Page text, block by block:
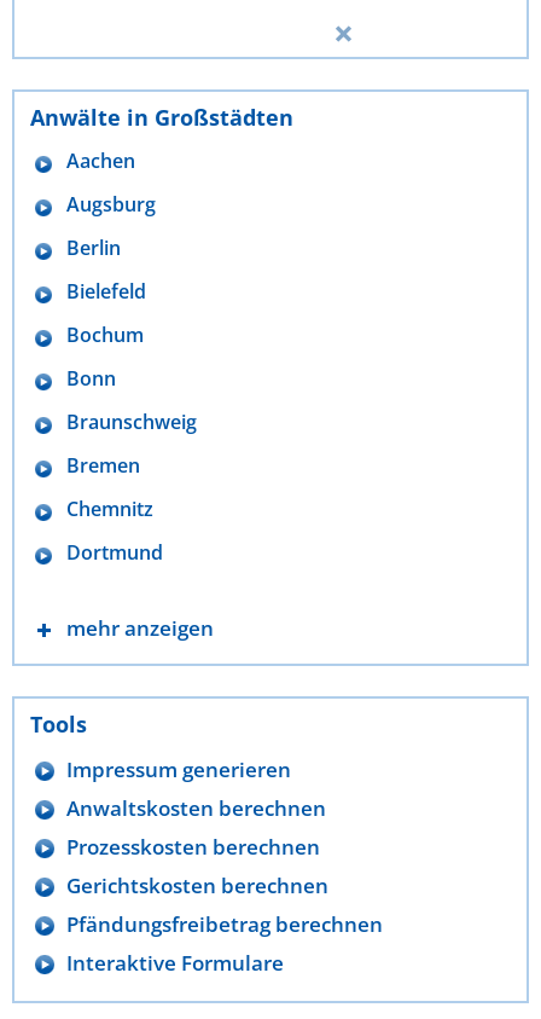
Anwälte in Großstädten
Aachen
Augsburg
Berlin
Bielefeld
Bochum
Bonn
Braunschweig
Bremen
Chemnitz
Dortmund
mehr anzeigen
Tools
Impressum generieren
Anwaltskosten berechnen
Prozesskosten berechnen
Gerichtskosten berechnen
Pfändungsfreibetrag berechnen
Interaktive Formulare